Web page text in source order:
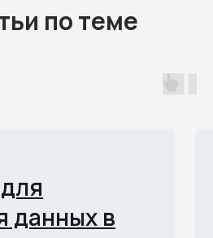
по теме
данных в